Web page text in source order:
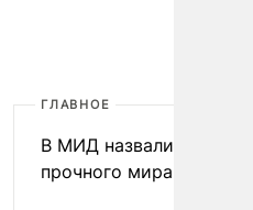
ГЛАВНОЕ
В МИД назвали условия
прочного мира на